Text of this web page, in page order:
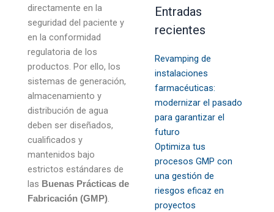
directamente en la
seguridad del paciente y
en la conformidad
regulatoria de los
productos. Por ello, los
sistemas de generación,
almacenamiento y
distribución de agua
deben ser diseñados,
cualificados y
mantenidos bajo
estrictos estándares de
las Buenas Prácticas de
Fabricación (GMP).
Entradas
recientes
Revamping de
instalaciones
farmacéuticas:
modernizar el pasado
para garantizar el
futuro
Optimiza tus
procesos GMP con
una gestión de
riesgos eficaz en
proyectos